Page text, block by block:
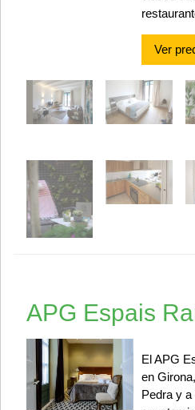
Ver
APG Espais
El APG
en
Pedra y